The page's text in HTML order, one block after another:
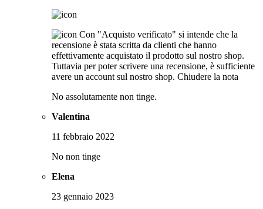
Con "Acquisto verificato" si intende che la
recensione è stata scritta da clienti che hanno
effettivamente acquistato il prodotto sul nostro shop.
Tuttavia per poter scrivere una recensione, è sufficiente
avere un account sul nostro shop. Chiudere la nota
No assolutamente non tinge.
Valentina
11 febbraio 2022
No non tinge
Elena
23 gennaio 2023